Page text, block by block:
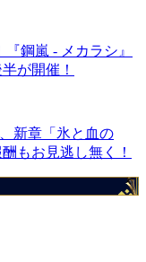
鋼嵐 - メカラシ』
が開催！
新章「氷と血の
もお見逃し無く！